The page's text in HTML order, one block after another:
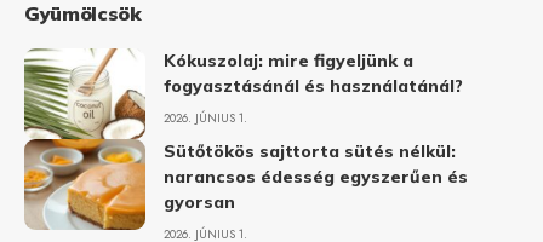
Gyümölcsök
Kókuszolaj: mire figyeljünk a
fogyasztásánál és használatánál?
2026. JÚNIUS 1.
Sütőtökös sajttorta sütés nélkül:
narancsos édesség egyszerűen és
gyorsan
2026. JÚNIUS 1.